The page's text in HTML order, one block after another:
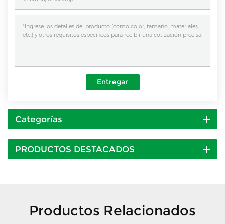
Entregar
Categorías
PRODUCTOS DESTACADOS
Productos Relacionados